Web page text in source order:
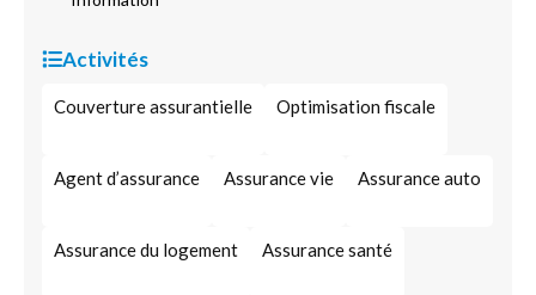
Activités
Couverture assurantielle Optimisation fiscale
Agent d’assurance Assurance vie Assurance auto
Assurance du logement Assurance santé